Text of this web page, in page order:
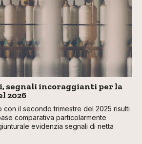
segnali incoraggianti per la
2026
il secondo trimestre del 2025 risulti
comparativa particolarmente
evidenzia segnali di netta